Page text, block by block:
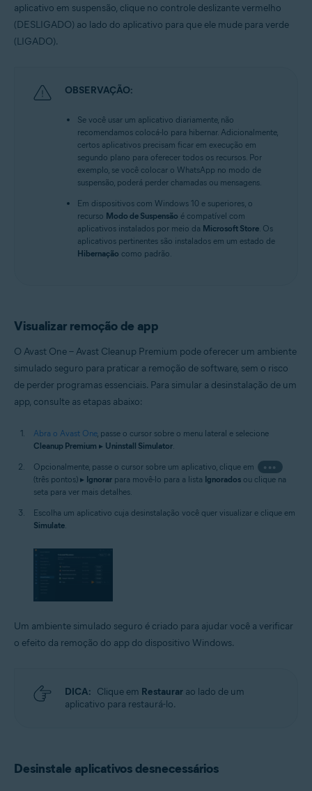
aplicativo em suspensão, clique no controle deslizante vermelho
(DESLIGADO) ao lado do aplicativo para que ele mude para verde
(LIGADO).
OBSERVAÇÃO:
Se você usar um aplicativo diariamente, não
recomendamos colocá-lo para hibernar. Adicionalmente,
certos aplicativos precisam ficar em execução em
segundo plano para oferecer todos os recursos. Por
exemplo, se você colocar o WhatsApp no modo de
suspensão, poderá perder chamadas ou mensagens.
Em dispositivos com Windows 10 e superiores, o
recurso Modo de Suspensão é compatível com
aplicativos instalados por meio da Microsoft Store. Os
aplicativos pertinentes são instalados em um estado de
Hibernação como padrão.
Visualizar remoção de app
O Avast One – Avast Cleanup Premium pode oferecer um ambiente
simulado seguro para praticar a remoção de software, sem o risco
de perder programas essenciais. Para simular a desinstalação de um
app, consulte as etapas abaixo:
Abra o Avast One, passe o cursor sobre o menu lateral e selecione
Cleanup Premium ▸ Uninstall Simulator.
Opcionalmente, passe o cursor sobre um aplicativo, clique em
•••
(três pontos) ▸ Ignorar para movê-lo para a lista Ignorados ou clique na
seta para ver mais detalhes.
Escolha um aplicativo cuja desinstalação você quer visualizar e clique em
Simulate.
Um ambiente simulado seguro é criado para ajudar você a verificar
o efeito da remoção do app do dispositivo Windows.
DICA: Clique em Restaurar ao lado de um
aplicativo para restaurá-lo.
Desinstale aplicativos desnecessários